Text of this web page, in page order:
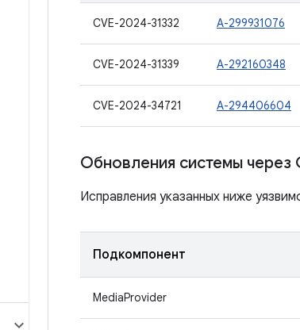
CVE-2024-31332 A-299931076
CVE-2024-31339 A-292160348
CVE-2024-34721 A-294406604
Обновления системы через
Исправления указанных ниже
Подкомпонент
MediaProvider